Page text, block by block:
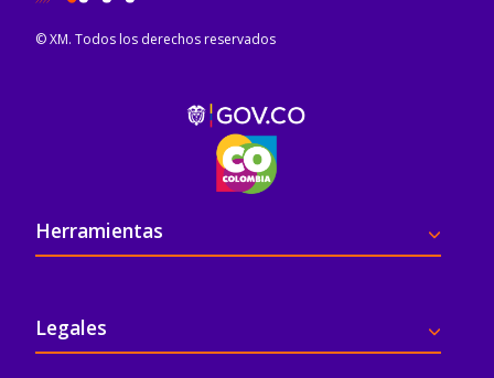
© XM. Todos los derechos reservados
Pie de página
Herramientas
Legales